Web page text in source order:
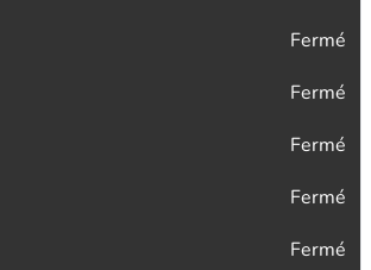
Fermé
Fermé
Fermé
Fermé
Fermé